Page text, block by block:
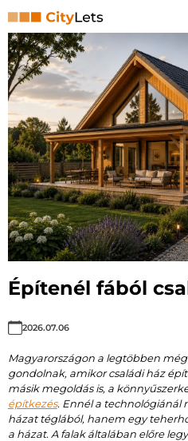
City-Lets Kft
Építenél fából
2026.07.06
Magyarországon a legtöbben
gondolnak, amikor családi ház
másik megoldás is, a
építkezés. Ennél a technológiánál
házat téglából, hanem egy
a házat. A falak általában előre